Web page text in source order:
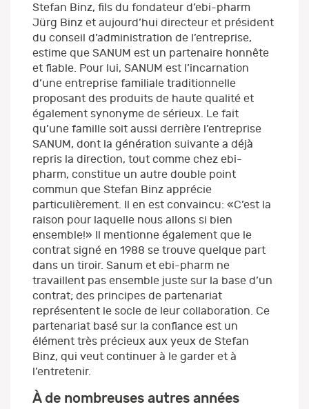
Stefan Binz, fils du fondateur d’ebi-pharm
Jürg Binz et aujourd’hui directeur et président
du conseil d’administration de l’entreprise,
estime que SANUM est un partenaire honnête
et fiable. Pour lui, SANUM est l’incarnation
d’une entreprise familiale traditionnelle
proposant des produits de haute qualité et
également synonyme de sérieux. Le fait
qu’une famille soit aussi derrière l’entreprise
SANUM, dont la génération suivante a déjà
repris la direction, tout comme chez ebi-
pharm, constitue un autre double point
commun que Stefan Binz apprécie
particulièrement. Il en est convaincu: «C’est la
raison pour laquelle nous allons si bien
ensemble!» Il mentionne également que le
contrat signé en 1988 se trouve quelque part
dans un tiroir. Sanum et ebi-pharm ne
travaillent pas ensemble juste sur la base d’un
contrat; des principes de partenariat
représentent le socle de leur collaboration. Ce
partenariat basé sur la confiance est un
élément très précieux aux yeux de Stefan
Binz, qui veut continuer à le garder et à
l’entretenir.
À de nombreuses autres années